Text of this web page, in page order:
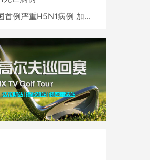
重H5N1病例 加州进入紧急状态